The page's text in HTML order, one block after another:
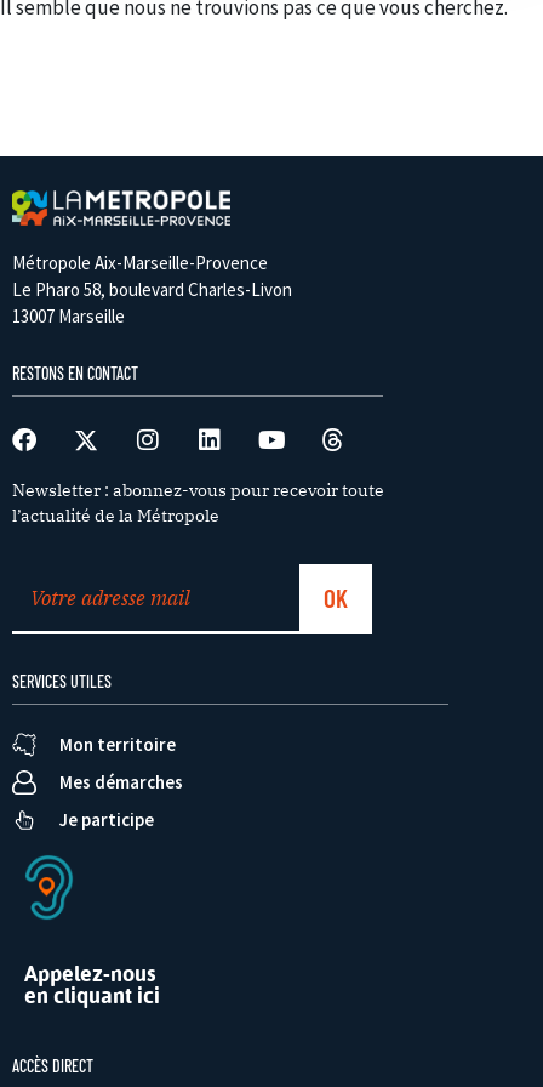
Il semble que nous ne trouvions pas ce que vous cherchez.
Métropole Aix-Marseille-Provence
Le Pharo 58, boulevard Charles-Livon
13007 Marseille
RESTONS EN CONTACT
Newsletter : abonnez-vous pour recevoir toute
l’actualité de la Métropole
SERVICES UTILES
Mon territoire
Mes démarches
Je participe
Appelez-nous
en cliquant ici
ACCÈS DIRECT